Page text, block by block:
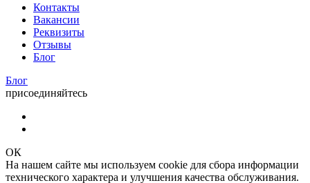
Контакты
Вакансии
Реквизиты
Отзывы
Блог
Блог
присоединяйтесь
ОК
На нашем сайте мы используем cookie для сбора информации
технического характера и улучшения качества обслуживания.